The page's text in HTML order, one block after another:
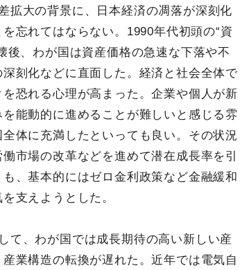
拡大の背景に、日本経済の凋落が深刻化
を忘れてはならない。1990年代初頭の“資
後、わが国は資産価格の急速な下落や不
深刻化などに直面した。経済と社会全体で
恐れる心理が高まった。企業や個人が新
を能動的に進めることが難しいと感じる雰
全体に充満したといっても良い。その状況
市場の改革などを進めて潜在成長率を引
も、基本的にはゼロ金利政策など金融緩和
支えようとした。
て、わが国では成長期待の高い新しい産
業構造の転換が遅れた。近年では電気自